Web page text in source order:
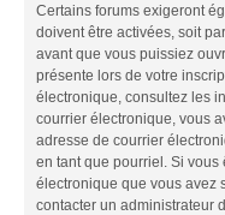
Certains forums exigeront
doivent être activées, soit
avant que vous puissiez
présente lors de votre
électronique, consultez les
courrier électronique, vous
adresse de courrier
en tant que pourriel. Si vous
électronique que vous avez
contacter un administrateur